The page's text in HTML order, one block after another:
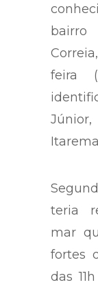
bairro
feira
teria
mar
fortes
das